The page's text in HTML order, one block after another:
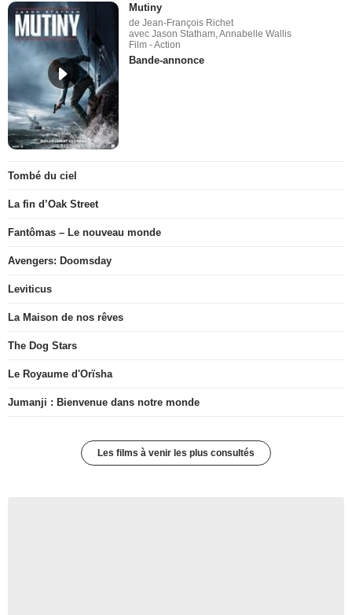
Mutiny
de Jean-François Richet
avec Jason Statham, Annabelle Wallis
Film - Action
Bande-annonce
Tombé du ciel
La fin d’Oak Street
Fantômas – Le nouveau monde
Avengers: Doomsday
Leviticus
La Maison de nos rêves
The Dog Stars
Le Royaume d'Orïsha
Jumanji : Bienvenue dans notre monde
Les films à venir les plus consultés